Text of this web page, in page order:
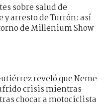
sobre salud de
y arresto de Turrón: así
de Millenium Show
reveló que Neme
crisis mientras
chocar a motociclista